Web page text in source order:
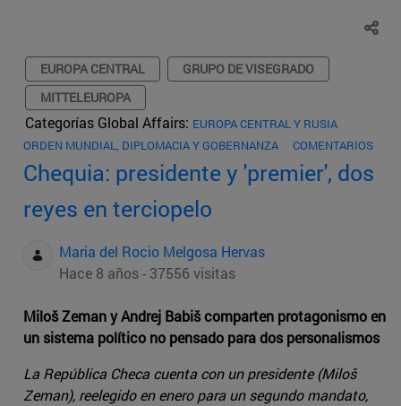
EUROPA CENTRAL
GRUPO DE VISEGRADO
MITTELEUROPA
Categorías Global Affairs: EUROPA CENTRAL Y RUSIA
ORDEN MUNDIAL, DIPLOMACIA Y GOBERNANZA
COMENTARIOS
Chequia: presidente y 'premier', dos
reyes en terciopelo
Maria del Rocio Melgosa Hervas
Hace 8 años - 37556 visitas
Miloš Zeman y Andrej Babiš comparten protagonismo en
un sistema político no pensado para dos personalismos
La República Checa cuenta con un presidente (Miloš
Zeman), reelegido en enero para un segundo mandato,